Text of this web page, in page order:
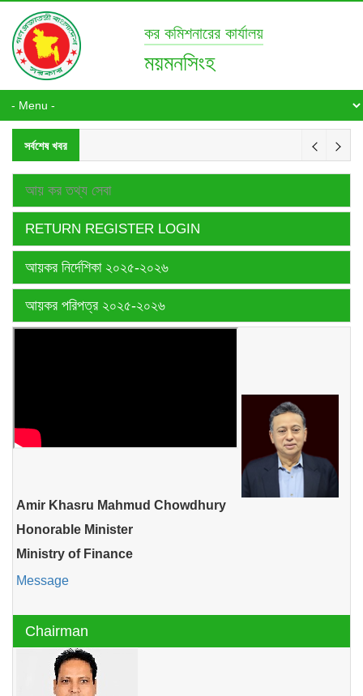
কর কমিশনারের কার্যালয়
ময়মনসিংহ
সর্বশেষ খবর
আয় কর তথ্য সেবা
RETURN REGISTER LOGIN
আয়কর নির্দেশিকা ২০২৫-২০২৬
আয়কর পরিপত্র ২০২৫-২০২৬
Amir Khasru Mahmud Chowdhury
Honorable Minister
Ministry of Finance
Message
Chairman